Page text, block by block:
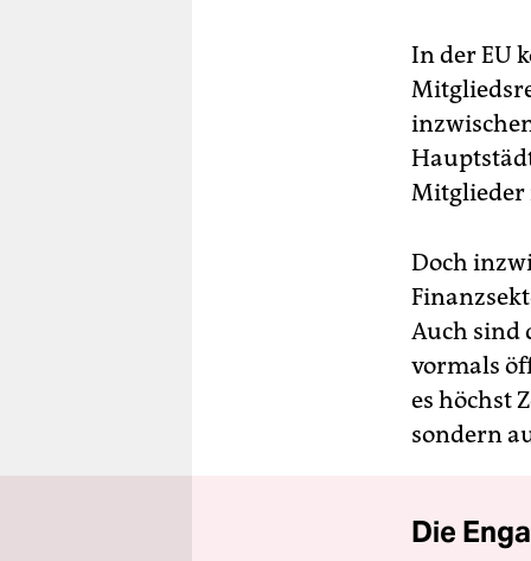
In der EU
Mitglieder
Doch
Auch sind
vormals
es höchst
sondern
Die